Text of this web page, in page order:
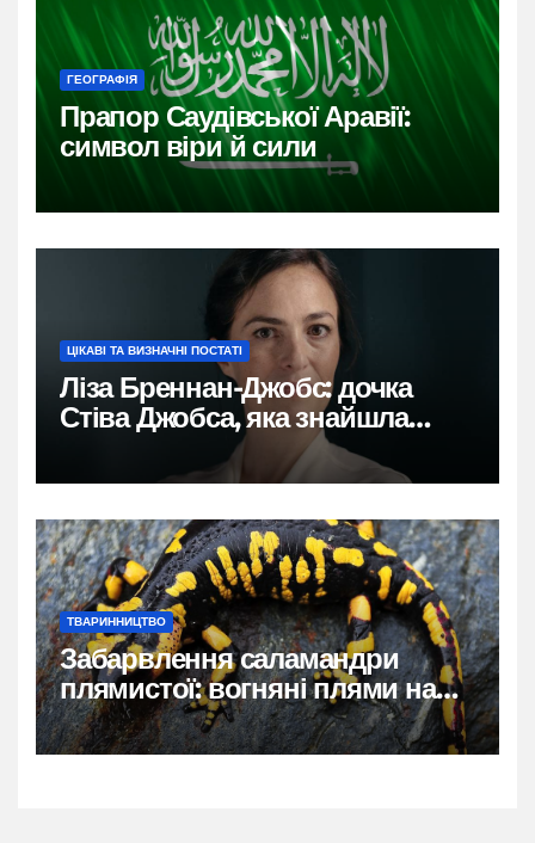
ГЕОГРАФІЯ
Прапор Саудівської Аравії:
символ віри й сили
ЦІКАВІ ТА ВИЗНАЧНІ ПОСТАТІ
Ліза Бреннан-Джобс: дочка
Стіва Джобса, яка знайшла
власний голос
ТВАРИННИЦТВО
Забарвлення саламандри
плямистої: вогняні плями на
чорному тлі